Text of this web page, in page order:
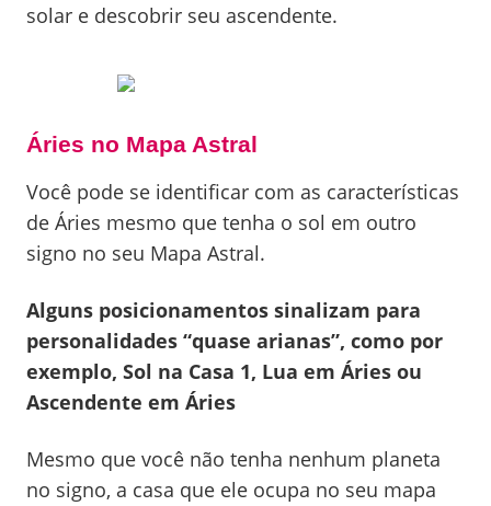
solar e descobrir seu ascendente.
Áries no Mapa Astral
Você pode se identificar com as características
de Áries mesmo que tenha o sol em outro
signo no seu Mapa Astral.
Alguns posicionamentos sinalizam para
personalidades “quase arianas”, como por
exemplo, Sol na Casa 1, Lua em Áries ou
Ascendente em Áries
Mesmo que você não tenha nenhum planeta
no signo, a casa que ele ocupa no seu mapa